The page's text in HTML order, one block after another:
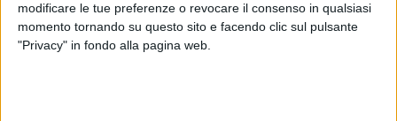
modificare le tue preferenze o revocare il consenso in qualsiasi
momento tornando su questo sito e facendo clic sul pulsante
"Privacy" in fondo alla pagina web.
1. Complesso immobiliare per la pratica sportiva sito in Via
Casilina e Via Gravina. Avviso di vendita immobiliare senza